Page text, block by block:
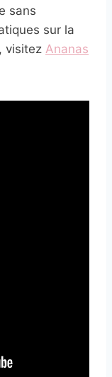
sans
sur la
visitez Ananas